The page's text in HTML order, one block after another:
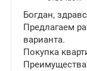
Богдан,
Предлагаем
варианта.
Покупка
Преимущества